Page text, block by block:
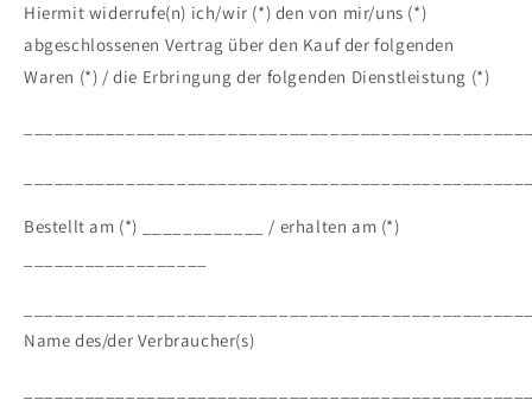
Hiermit widerrufe(n) ich/wir (*) den von mir/uns (*)
abgeschlossenen Vertrag über den Kauf der folgenden
Waren (*) / die Erbringung der folgenden Dienstleistung (*)
Bestellt am (*) ____________ / erhalten am (*)
Name des/der Verbraucher(s)